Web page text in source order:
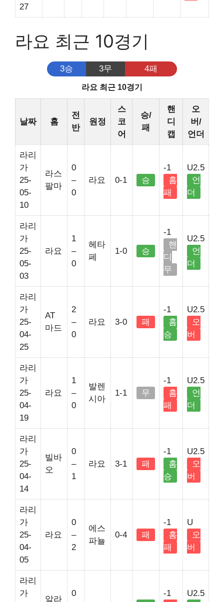
27
라요 최근 10경기
3승 3무 4패
라요 최근 10경기
날짜 홈
전
반
원정
스
코
어
승/
패
핸
디
캡
오
버/
언더
라리
가
25-
05-
10
라스
팔마
0
–
0
라요 0-1 승
-1
홈
패
U2.5
언
더
라리
가
25-
05-
03
라요
1
–
0
헤타
페
1-0 승
-1
핸
디
무
U2.5
언
더
라리
가
25-
04-
25
AT
마드
2
–
0
라요 3-0 패
-1
홈
승
U2.5
오
버
라리
가
25-
04-
19
라요
1
–
0
발렌
시아
1-1 무
-1
홈
패
U2.5
언
더
라리
가
25-
04-
14
빌바
오
0
–
1
라요 3-1 패
-1
홈
승
U2.5
오
버
라리
가
25-
04-
05
라요
0
–
2
에스
파뇰
0-4 패
-1
홈
패
U
오
버
라리
가
알라
0
-1
U2.5